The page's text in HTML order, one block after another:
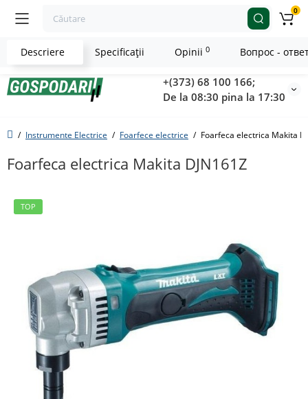
+(373) 68 100 166;
De la 08:30 pina la 17:30
0
Instrumente Electrice Foarfece electrice Foarfeca electrica Makita
Foarfeca electrica Makita DJN161Z
TOP
Descriere Specificaţii Opinii 0 Вопрос -